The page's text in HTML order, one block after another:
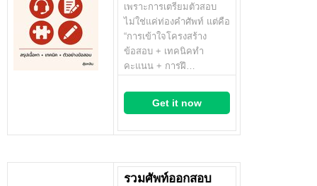
เพราะการเตรียมตัวสอบ
ไม่ใช่แค่ท่องคำศัพท์ แต่คือ
“การเข้าใจโครงสร้าง
ข้อสอบ + เทคนิคทำ
คะแนน + การฝึ…
Get it now
รวมศัพท์ออกสอบ